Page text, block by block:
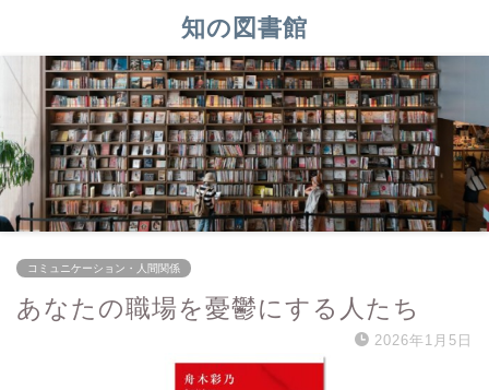
知の図書館
コミュニケーション・人間関係
あなたの職場を憂鬱にする人たち
2026年1月5日